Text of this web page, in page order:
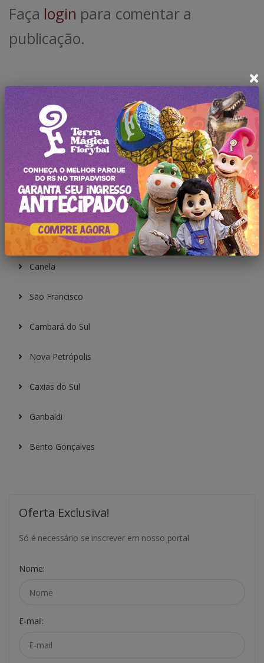
Faça login para comentar a
publicação.
Pesquisar no Blog
Categorias
Todas Publicações
Gramado
Canela
São Francisco
Cambará do Sul
Nova Petrópolis
Caxias do Sul
Garibaldi
Bento Gonçalves
Oferta Exclusiva!
Só é necessário se inscrever em nosso portal
Nome:
E-mail:
×